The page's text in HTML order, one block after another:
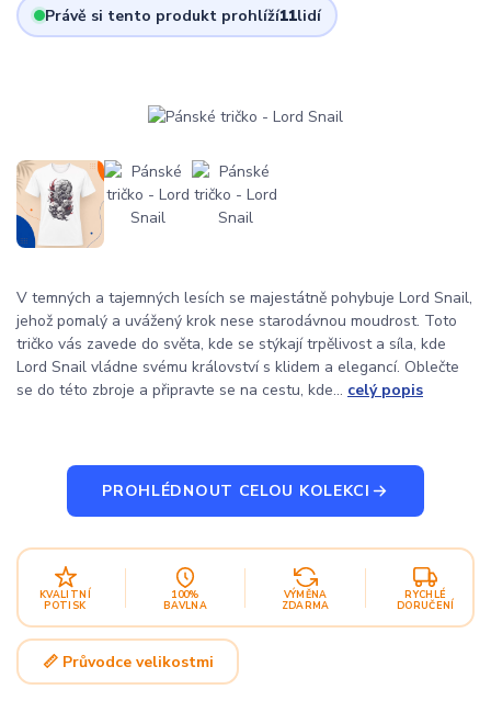
Právě si tento produkt prohlíží11lidí
V temných a tajemných lesích se majestátně pohybuje Lord Snail,
jehož pomalý a uvážený krok nese starodávnou moudrost. Toto
tričko vás zavede do světa, kde se stýkají trpělivost a síla, kde
Lord Snail vládne svému království s klidem a elegancí. Oblečte
se do této zbroje a připravte se na cestu, kde... celý popis
PROHLÉDNOUT CELOU KOLEKCI
KVALITNÍ
POTISK
100%
BAVLNA
VÝMĚNA
ZDARMA
RYCHLÉ
DORUČENÍ
📏 Průvodce velikostmi